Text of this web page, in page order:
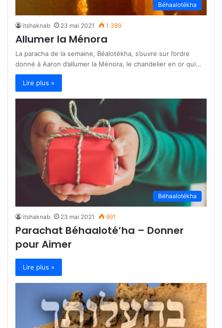
Béhaalotékha
itshaknab 23 mai 2021 1 389
Allumer la Ménora
La paracha de la semaine, Béalotékha, s’ouvre sur l’ordre
donné à Aaron d’allumer la Ménora, le chandelier en or qui…
Lire plus »
Béhaalotékha
itshaknab 23 mai 2021 991
Parachat Béhaaloté’ha – Donner
pour Aimer
Lire plus »